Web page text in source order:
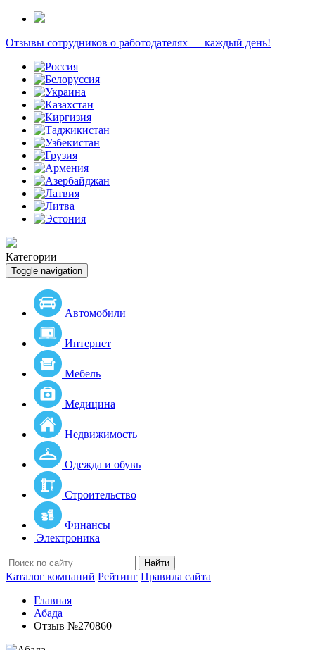
Отзывы сотрудников о работодателях — каждый день!
Категории
Toggle navigation
Автомобили
Интернет
Мебель
Медицина
Недвижимость
Одежда и обувь
Строительство
Финансы
Электроника
Найти
Каталог компаний Рейтинг Правила сайта
Главная
Абада
Отзыв №270860